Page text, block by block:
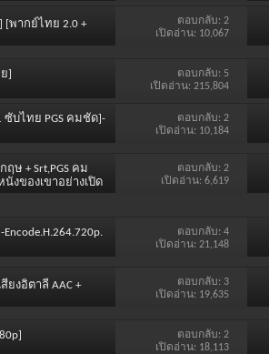
[พากย์ไทย 2.0 +
ตอบกลับ:2
เปิดอ่าน: 10,067
] ตอบกลับ: 5
เปิดอ่าน: 215,804
ซับไทย PGS คมชัด]-
ตอบกลับ:2
เปิดอ่าน: 10,184
ฤษ + Srt,PGS คม
งของเขาอย่างเปิด
ตอบกลับ:2
เปิดอ่าน: 6,619
ตอบกลับ:4
เปิดอ่าน: 21,148
ยงอิตาลี AAC +
ตอบกลับ: 3
เปิดอ่าน: 19,635
ตอบกลับ:2
เปิดอ่าน: 18,113